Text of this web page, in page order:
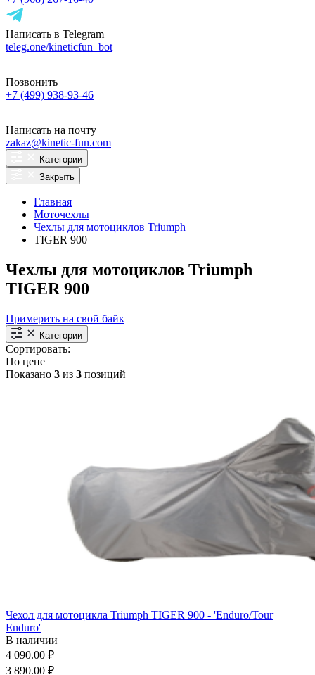
Написать в Telegram
teleg.one/kineticfun_bot
Позвонить
+7 (499) 938-93-46
Написать на почту
zakaz@kinetic-fun.com
Категории
Закрыть
Главная
Моточехлы
Чехлы для мотоциклов Triumph
TIGER 900
Чехлы для мотоциклов Triumph
TIGER 900
Примерить на свой байк
Категории
Сортировать:
По цене
Показано 3 из 3 позиций
Чехол для мотоцикла Triumph TIGER 900 - 'Enduro/Tour
Enduro'
В наличии
4 090.00 ₽
3 890.00 ₽